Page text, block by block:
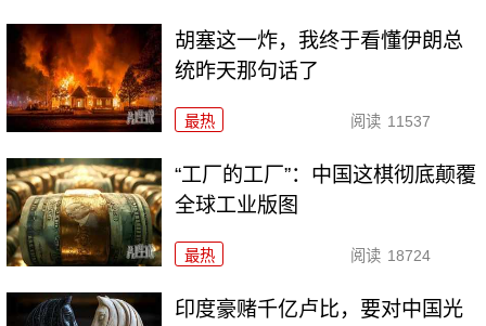
胡塞这一炸，我终于看懂伊朗总
统昨天那句话了
最热 阅读 11537
“工厂的工厂”：中国这棋彻底颠覆
全球工业版图
最热 阅读 18724
印度豪赌千亿卢比，要对中国光